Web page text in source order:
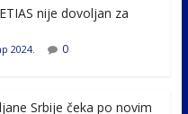
nije dovoljan za
2024. 0
Srbije čeka po novim